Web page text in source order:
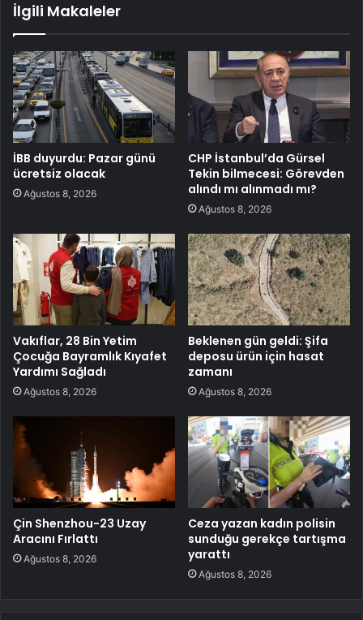
İlgili Makaleler
İBB duyurdu: Pazar günü
ücretsiz olacak
Ağustos 8, 2026
CHP İstanbul’da Gürsel
Tekin bilmecesi: Görevden
alındı mı alınmadı mı?
Ağustos 8, 2026
Vakıflar, 28 Bin Yetim
Çocuğa Bayramlık Kıyafet
Yardımı Sağladı
Ağustos 8, 2026
Beklenen gün geldi: Şifa
deposu ürün için hasat
zamanı
Ağustos 8, 2026
Çin Shenzhou-23 Uzay
Aracını Fırlattı
Ağustos 8, 2026
Ceza yazan kadın polisin
sunduğu gerekçe tartışma
yarattı
Ağustos 8, 2026